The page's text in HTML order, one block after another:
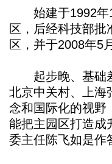
始建于1992年
区，后经科技部批
区，并于2008年5
起步晚、基础差
北京中关村、上海
念和国际化的视野
能把主园区打造成
委主任陈飞如是作